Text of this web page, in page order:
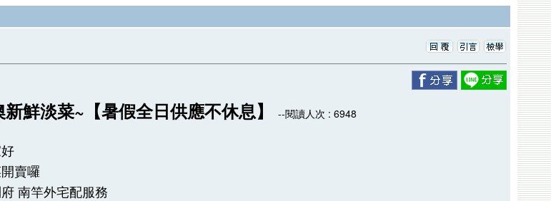
鮮淡菜~【暑假全日供應不休息】 --閱讀人次 : 6948
賣囉
南竿外宅配服務